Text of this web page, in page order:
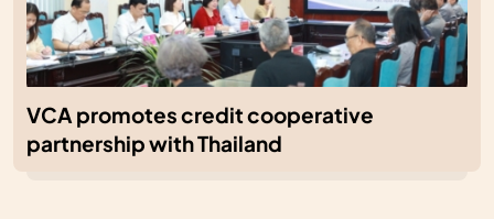
VCA promotes credit cooperative
partnership with Thailand